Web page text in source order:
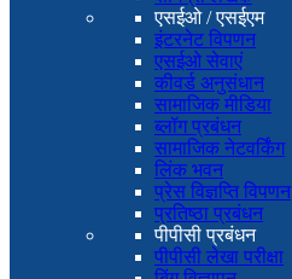
एसईओ / एसईएम
इंटरनेट विपणन
एसईओ सेवाएं
कीवर्ड अनुसंधान
सामाजिक मीडिया
ब्लॉग प्रबंधन
सामाजिक नेटवर्किंग
लिंक भवन
प्रेस विज्ञप्ति विपणन
प्रतिष्ठा प्रबंधन
पीपीसी प्रबंधन
पीपीसी लेखा परीक्षा